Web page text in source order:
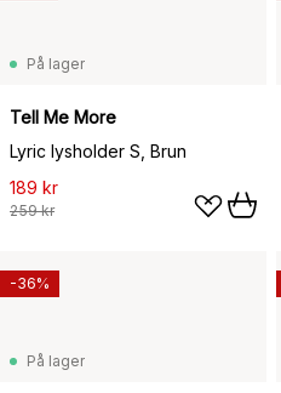
På lager
Tell Me More
Lyric lysholder S, Brun
189 kr
259 kr
På lager
-36%